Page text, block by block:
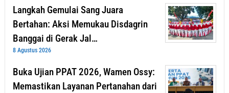
Langkah Gemulai Sang Juara
Bertahan: Aksi Memukau Disdagrin
Banggai di Gerak Jal…
8 Agustus 2026
Buka Ujian PPAT 2026, Wamen Ossy:
Memastikan Layanan Pertanahan dari